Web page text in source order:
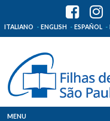
ITALIANO ENGLISH ESPAÑOL
MENU